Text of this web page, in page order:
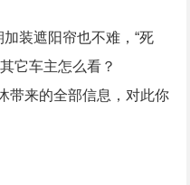
加装遮阳帘也不难，“死
它车主怎么看？
带来的全部信息，对此你